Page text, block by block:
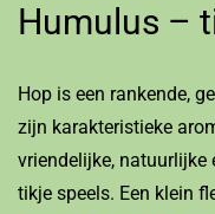
Humulus –
Hop is een rankende,
zijn karakteristieke
vriendelijke, natuurlijke
tikje speels. Een klein